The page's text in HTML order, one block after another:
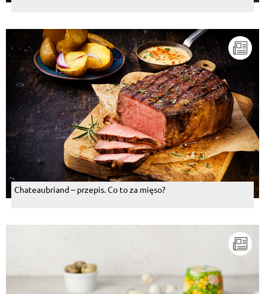
Chateaubriand – przepis. Co to za mięso?